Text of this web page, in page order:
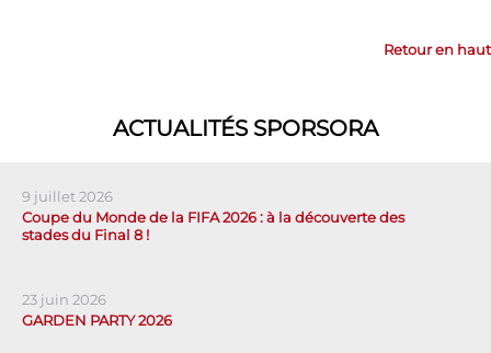
Retour en haut
ACTUALITÉS SPORSORA
9 juillet 2026
Coupe du Monde de la FIFA 2026 : à la découverte des
stades du Final 8 !
23 juin 2026
GARDEN PARTY 2026